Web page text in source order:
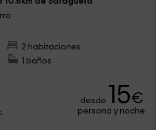
2 habitaciones
1 baños
desde 15€
persona y noche